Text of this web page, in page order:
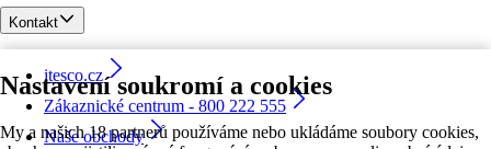
Nastavení soukromí a cookies
My a našich 18 partnerů používáme nebo ukládáme soubory cookies,
Kontakt
itesco.cz
Zákaznické centrum - 800 222 555
Naše obchody